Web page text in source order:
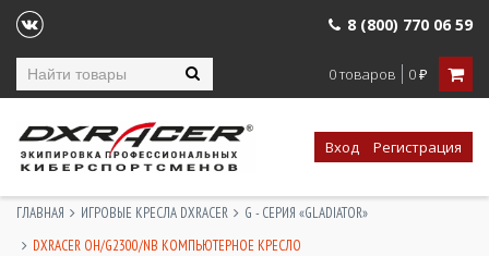
8 (800) 770 06 59
0 товаров 0₽
Вход Регистрация
ГЛАВНАЯ ИГРОВЫЕ КРЕСЛА DXRACER
G - СЕРИЯ «GLADIATOR»
DXRACER OH/G2300/NB КОМПЬЮТЕРНОЕ КРЕСЛО